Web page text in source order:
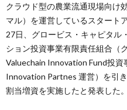
クラウド型の農業流通現場向け
マル）を運営しているスタート
27日、グロービス・キャピタル
ション投資事業有限責任組合（
Valuechain Innovation Fund投資
Innovation Partnes 運営）を引
割当増資を実施したと発表した。